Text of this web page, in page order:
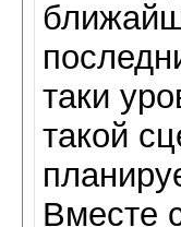
таки
такой
Вместе